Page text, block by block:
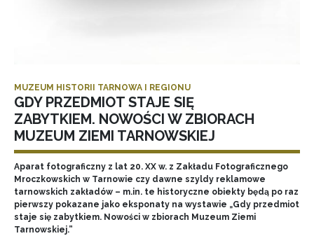
MUZEUM HISTORII TARNOWA I REGIONU
GDY PRZEDMIOT STAJE SIĘ
ZABYTKIEM. NOWOŚCI W ZBIORACH
MUZEUM ZIEMI TARNOWSKIEJ
Aparat fotograficzny z lat 20. XX w. z Zakładu Fotograficznego
Mroczkowskich w Tarnowie czy dawne szyldy reklamowe
tarnowskich zakładów – m.in. te historyczne obiekty będą po raz
pierwszy pokazane jako eksponaty na wystawie „Gdy przedmiot
staje się zabytkiem. Nowości w zbiorach Muzeum Ziemi
Tarnowskiej.”